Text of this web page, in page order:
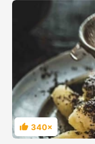
H
o
340×